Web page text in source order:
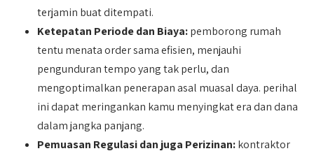
terjamin buat ditempati.
Ketepatan Periode dan Biaya:pemborong rumah
tentu menata order sama efisien, menjauhi
pengunduran tempo yang tak perlu, dan
mengoptimalkan penerapan asal muasal daya. perihal
ini dapat meringankan kamu menyingkat era dan dana
dalam jangka panjang.
Pemuasan Regulasi dan juga Perizinan:kontraktor